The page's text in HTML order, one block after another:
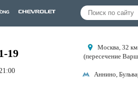
19
Москва, 32
(пересечение
Аннино,